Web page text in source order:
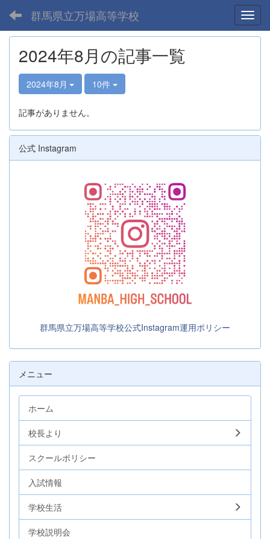
群馬県立万場高等学校
2024年8月の記事一覧
2024年8月 10件
記事がありません。
公式 Instagram
群馬県立万場高等学校公式Instagram運用ポリシー
メニュー
ホーム
校長より
スクールポリシー
入試情報
学校生活
学校説明会